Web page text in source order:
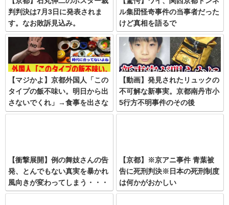
判判決は7月3日に発表されま
す。なお敗訴見込み。
ル集団怪奇事件の当事者だった
けど真相を語るで
【マジかよ】京都外国人「この
タイプの飯不味い。明日から出
さないでくれ」→食事を出さな
い宿続々…
【動画】発見されたリュックの
不可解な新事実。京都南丹市小
5行方不明事件のその後
【衝撃展開】例の舞妓さんの告
発、とんでもない真実を暴かれ
風向きが変わってしまう・・・
【京都】※京アニ事件 青葉被
告に死刑判決※日本の死刑制度
は何かがおかしい